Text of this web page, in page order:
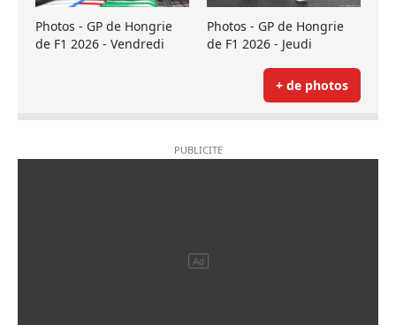
Photos - GP de Hongrie
de F1 2026 - Vendredi
Photos - GP de Hongrie
de F1 2026 - Jeudi
+ de photos